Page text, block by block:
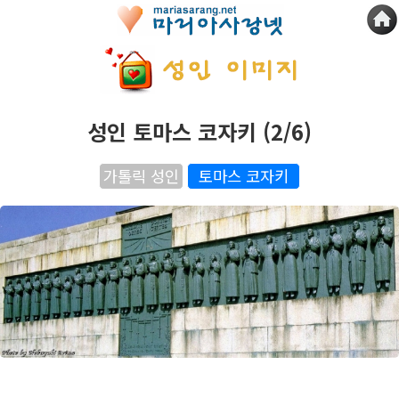
성인 토마스 코자키 (2/6)
가톨릭 성인 토마스 코자키